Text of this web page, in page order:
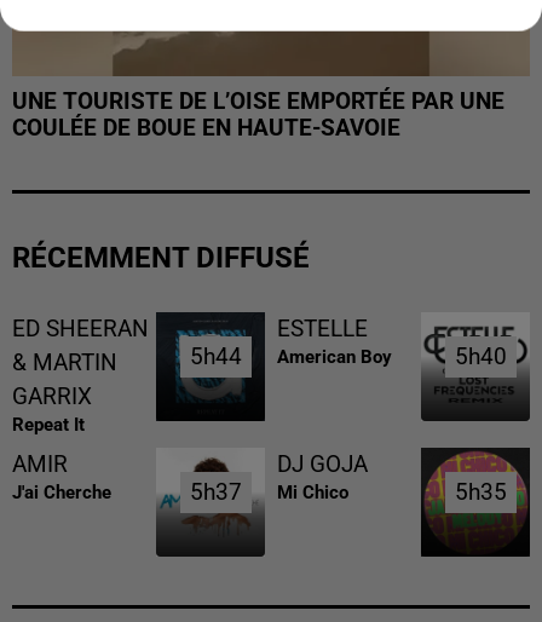
UNE TOURISTE DE L’OISE EMPORTÉE PAR UNE
COULÉE DE BOUE EN HAUTE-SAVOIE
RÉCEMMENT DIFFUSÉ
ED SHEERAN
& MARTIN
GARRIX
Repeat It
5h44
5h44
ESTELLE
American Boy 5h40
5h40
AMIR
J'ai Cherche 5h37
5h37
DJ GOJA
Mi Chico 5h35
5h35